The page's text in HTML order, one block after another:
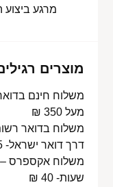
מרגע ביצוע
מוצרים
מעל 350 ₪
דרך דואר ישראל- 15 ₪
שעות- 40 ₪